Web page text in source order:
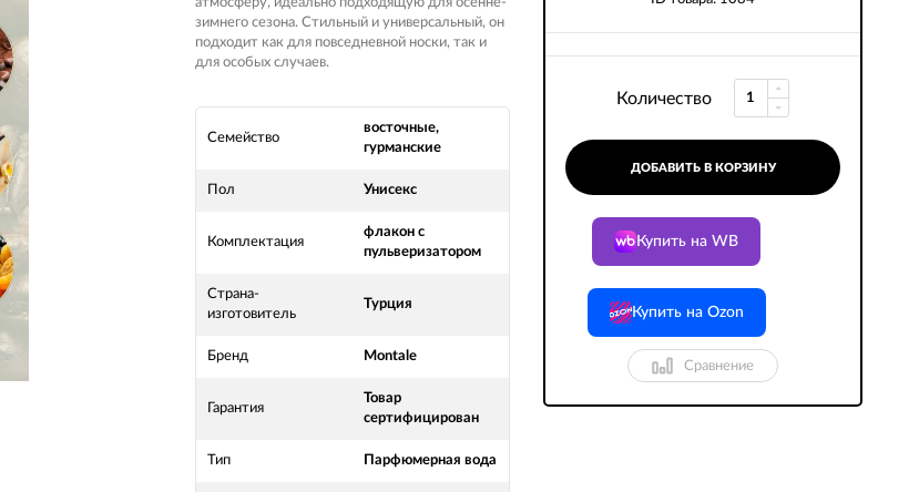
зимнего сезона. Стильный и универсальный, он
подходит как для повседневной носки, так и
для особых случаев.
Семейство
восточные,
гурманские
Пол Унисекс
Комплектация
флакон с
пульверизатором
Страна-
изготовитель
Турция
Бренд Montale
Гарантия
Товар
сертифицирован
Тип Парфюмерная вода
Количество
ДОБАВИТЬ В КОРЗИНУ
Купить на WB
Купить на Ozon
Сравнение